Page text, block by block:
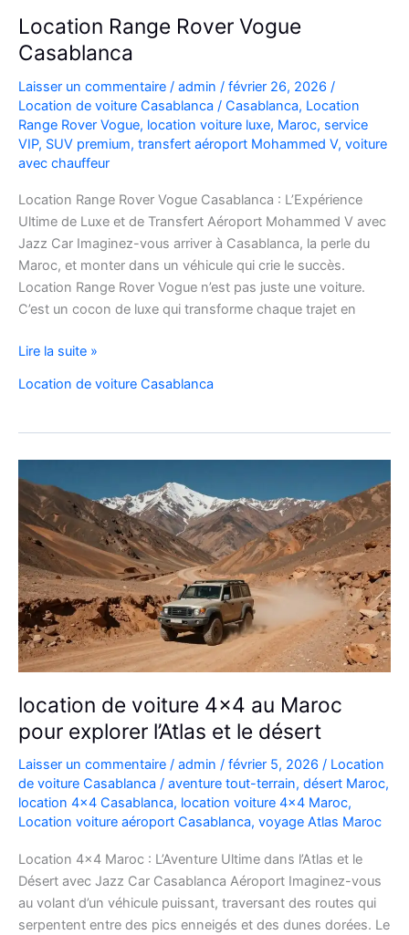
Location Range Rover Vogue
Casablanca
Laisser un commentaire / admin / février 26, 2026 /
Location de voiture Casablanca / Casablanca, Location
Range Rover Vogue, location voiture luxe, Maroc, service
VIP, SUV premium, transfert aéroport Mohammed V, voiture
avec chauffeur
Location Range Rover Vogue Casablanca : L’Expérience
Ultime de Luxe et de Transfert Aéroport Mohammed V avec
Jazz Car Imaginez-vous arriver à Casablanca, la perle du
Maroc, et monter dans un véhicule qui crie le succès.
Location Range Rover Vogue n’est pas juste une voiture.
C’est un cocon de luxe qui transforme chaque trajet en
Location
Rover
Casablanca
Lire la suite »
Location de voiture Casablanca
location de voiture 4×4 au Maroc
pour explorer l’Atlas et le désert
Laisser un commentaire / admin / février 5, 2026 / Location
de voiture Casablanca / aventure tout-terrain, désert Maroc,
location 4x4 Casablanca, location voiture 4x4 Maroc,
Location voiture aéroport Casablanca, voyage Atlas Maroc
Location 4×4 Maroc : L’Aventure Ultime dans l’Atlas et le
Désert avec Jazz Car Casablanca Aéroport Imaginez-vous
au volant d’un véhicule puissant, traversant des routes qui
serpentent entre des pics enneigés et des dunes dorées. Le